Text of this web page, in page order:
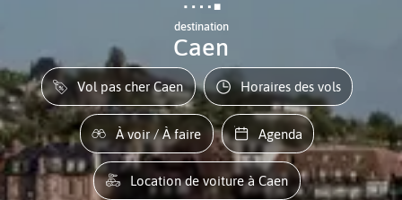
destination
Caen
Vol pas cher Caen Horaires des vols
À voir / À faire Agenda
Location de voiture à Caen